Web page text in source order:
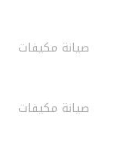
صيانة مكيفات
صيانة مكيفات